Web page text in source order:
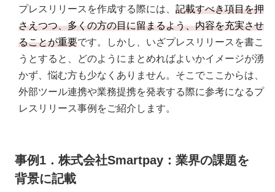
プレスリリースを作成する際には、 記載すべき項目を押
さえつつ、多くの方の目に留まるよう、内容を充実させ
ることが重要です。しかし、いざプレスリリースを書こ
うとすると、どのようにまとめればよいかイメージが湧
かず、悩む方も少なくありません。そこでここからは、
外部ツール連携や業務提携を発表する際に参考になるプ
レスリリース事例をご紹介します。
事例1．株式会社Smartpay：業界の課題を
背景に記載